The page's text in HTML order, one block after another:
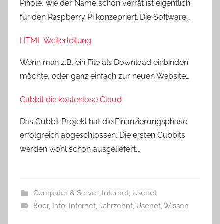
Pihole, wie der Name schon verrät ist eigentlich
für den Raspberry Pi konzepriert. Die Software…
HTML Weiterleitung
Wenn man z.B. ein File als Download einbinden
möchte, oder ganz einfach zur neuen Website…
Cubbit die kostenlose Cloud
Das Cubbit Projekt hat die Finanzierungsphase
erfolgreich abgeschlossen. Die ersten Cubbits
werden wohl schon ausgeliefert.…
Computer & Server, Internet, Usenet
80er, Info, Internet, Jahrzehnt, Usenet,Wissen